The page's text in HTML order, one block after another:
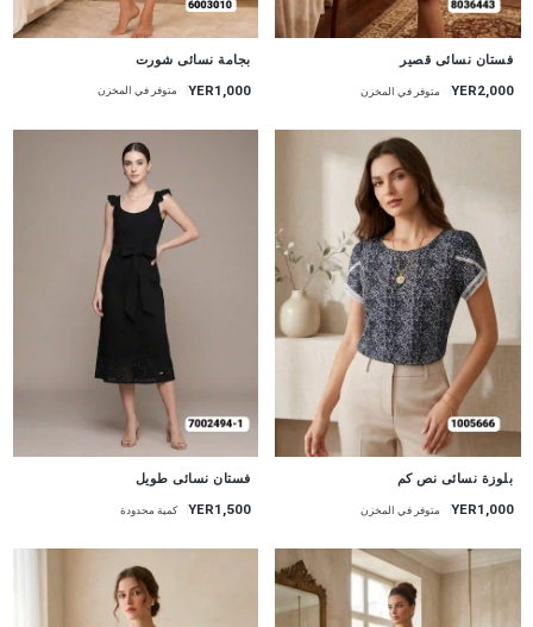
فستان نسائى قصير
YER2,000 متوفر في المخزن
بجامة نسائى شورت
YER1,000 متوفر في المخزن
جديد
بلوزة نسائى نص كم
YER1,000 متوفر في المخزن
جديد
فستان نسائى طويل
YER1,500 كمية محدودة